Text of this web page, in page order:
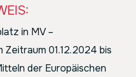
in MV –
Zeitraum 01.12.2024 bis
der Europäischen